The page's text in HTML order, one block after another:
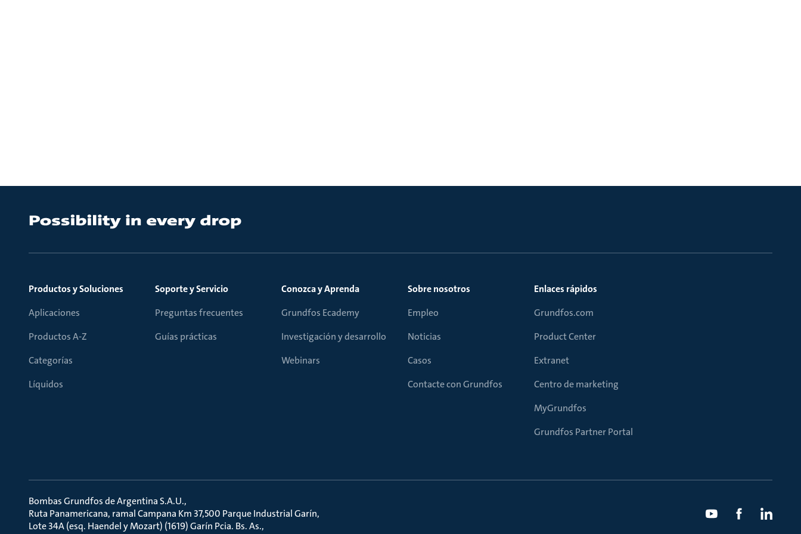
Productos y Soluciones
Aplicaciones
Productos A-Z
Categorías
Líquidos
Soporte y Servicio
Preguntas frecuentes
Guías prácticas
Conozca y Aprenda
Grundfos Ecademy
Investigación y desarrollo
Webinars
Sobre nosotros
Empleo
Noticias
Casos
Contacte con Grundfos
Enlaces rápidos
Grundfos.com
Product Center
Extranet
Centro de marketing
MyGrundfos
Grundfos Partner Portal
Bombas Grundfos de Argentina S.A.U.
Ruta Panamericana, ramal Campana Km 37,500 Parque Industrial Garín
Lote 34A (esq. Haendel y Mozart) (1619) Garín Pcia. Bs. As.